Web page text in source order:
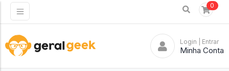
0
Login | Entrar
Minha Conta